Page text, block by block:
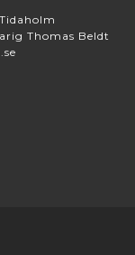
Thomas Beldt